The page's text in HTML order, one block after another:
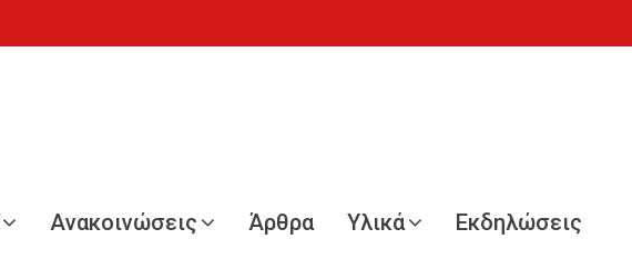
Ανακοινώσεις Άρθρα Υλικά Εκδηλώσεις